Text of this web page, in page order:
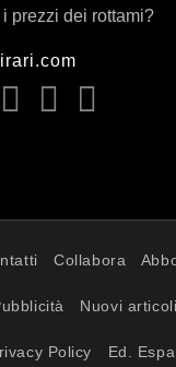
prezzi dei rottami?
Collabora
Nuovi articoli
Policy Ed.